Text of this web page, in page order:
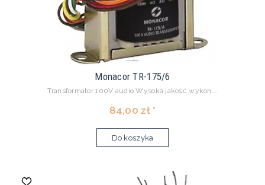
Monacor TR-175/6
Transformator 100V audio Wysoka jakość wykon...
84,00 zł *
Do koszyka